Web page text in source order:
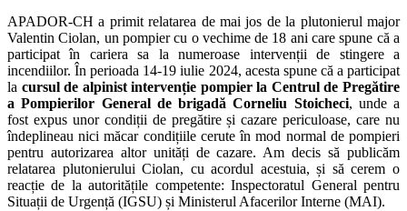
APADOR-CH a primit relatarea de mai jos de la plutonierul major
Valentin Ciolan, un pompier cu o vechime de 18 ani care spune că a
participat în cariera sa la numeroase intervenții de stingere a
incendiilor. În perioada 14-19 iulie 2024, acesta spune că a participat
la cursul de alpinist intervenție pompier la Centrul de Pregătire
a Pompierilor General de brigadă Corneliu Stoicheci, unde a
fost expus unor condiții de pregătire și cazare periculoase, care nu
îndeplineau nici măcar condițiile cerute în mod normal de pompieri
pentru autorizarea altor unități de cazare. Am decis să publicăm
relatarea plutonierului Ciolan, cu acordul acestuia, și să cerem o
reacție de la autoritățile competente: Inspectoratul General pentru
Situații de Urgență (IGSU) și Ministerul Afacerilor Interne (MAI).